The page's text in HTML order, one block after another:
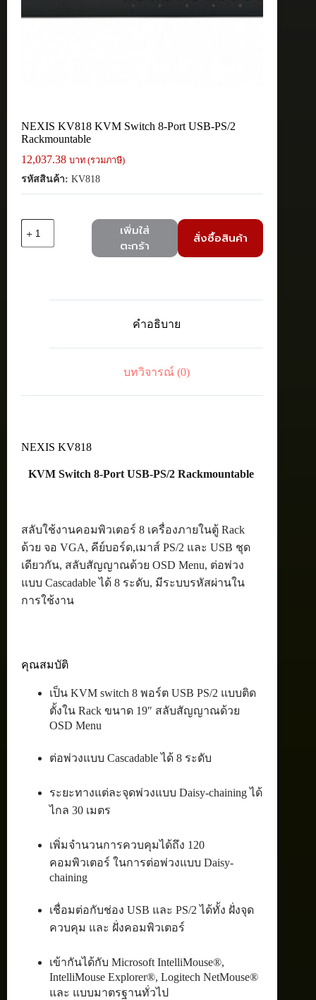
NEXIS KV818 KVM Switch 8-Port USB-PS/2
Rackmountable
12,037.38 บาท (รวมภาษี)
รหัสสินค้า: KV818
NEXIS
เพิ่มใส่
ตะกร้า
สั่งซื้อสินค้า
คำอธิบาย
บทวิจารณ์ (0)
NEXIS KV818
KVM Switch 8-Port USB-PS/2 Rackmountable
สลับใช้งานคอมพิวเตอร์ 8 เครื่องภายในตู้ Rack
ด้วย จอ VGA, คีย์บอร์ด,เมาส์ PS/2 และ USB ชุด
เดียวกัน, สลับสัญญาณด้วย OSD Menu, ต่อพ่วง
แบบ Cascadable ได้ 8 ระดับ, มีระบบรหัสผ่านใน
การใช้งาน
คุณสมบัติ
เป็น KVM switch 8 พอร์ต USB PS/2 แบบติด
ตั้งใน Rack ขนาด 19″ สลับสัญญาณด้วย
OSD Menu
ต่อพ่วงแบบ Cascadable ได้ 8 ระดับ
ระยะทางแต่ละจุดพ่วงแบบ Daisy-chaining ได้
ไกล 30 เมตร
เพิ่มจำนวนการควบคุมได้ถึง 120
คอมพิวเตอร์ ในการต่อพ่วงแบบ Daisy-
chaining
เชื่อมต่อกับช่อง USB และ PS/2 ได้ทั้ง ฝั่งจุด
ควบคุม และ ฝั่งคอมพิวเตอร์
เข้ากันได้กับ Microsoft IntelliMouse®,
IntelliMouse Explorer®, Logitech NetMouse®
และ แบบมาตรฐานทั่วไป